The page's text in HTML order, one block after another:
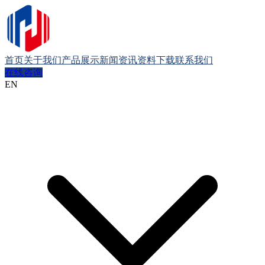
首页关于我们产品展示新闻资讯资料下载联系我们
在线咨询
EN